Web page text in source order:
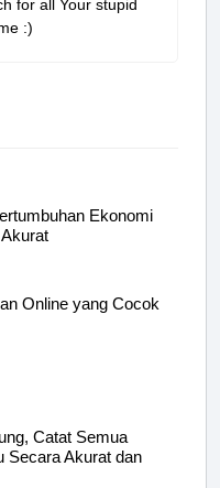
for all Your stupid
:)
Ekonomi
Online yang Cocok
Catat Semua
Secara Akurat dan